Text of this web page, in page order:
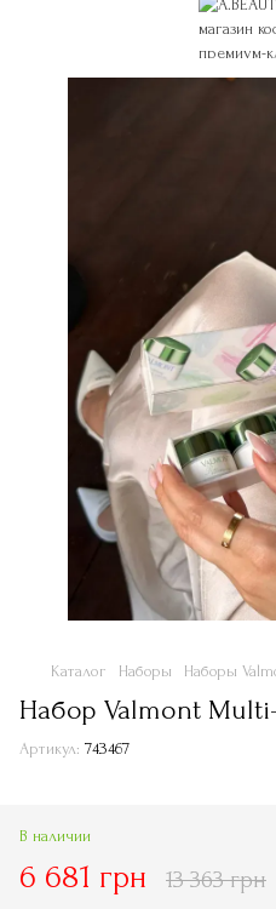
Каталог Наборы Наборы
Набор Valmont
Артикул: 743467
В наличии
6 681 грн 13 363 грн